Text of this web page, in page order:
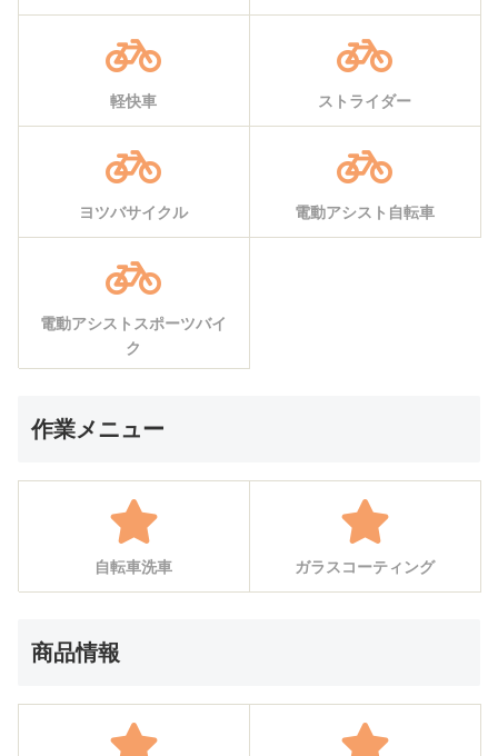
軽快車 ストライダー
ヨツバサイクル 電動アシスト自転車
電動アシストスポーツバイ
ク
作業メニュー
自転車洗車 ガラスコーティング
商品情報